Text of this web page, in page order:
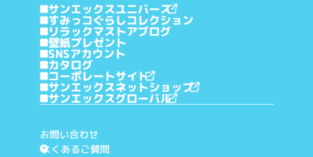
サンエックスユニバース
すみっコぐらしコレクション
リラックマストアブログ
壁紙プレゼント
SNSアカウント
カタログ
コーポレートサイト
サンエックスネットショップ
サンエックスグローバル
お問い合わせ
?
よくあるご質問